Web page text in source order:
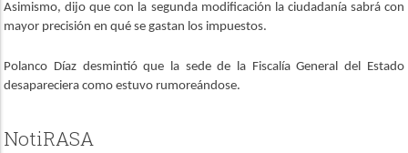
Asimismo, dijo que con la segunda modificación la ciudadanía sabrá con
mayor precisión en qué se gastan los impuestos.
Polanco Díaz desmintió que la sede de la Fiscalía General del Estado
desapareciera como estuvo rumoreándose.
NotiRASA